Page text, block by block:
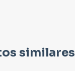
similares